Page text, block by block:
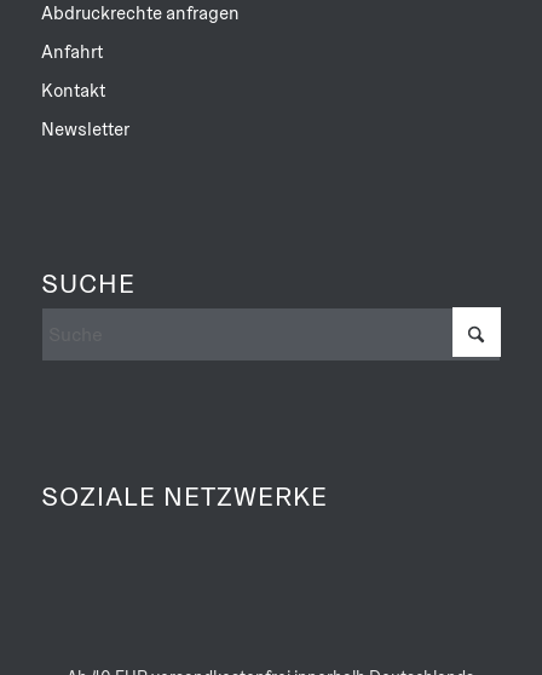
Abdruckrechte anfragen
Anfahrt
Kontakt
Newsletter
SUCHE
SOZIALE NETZWERKE